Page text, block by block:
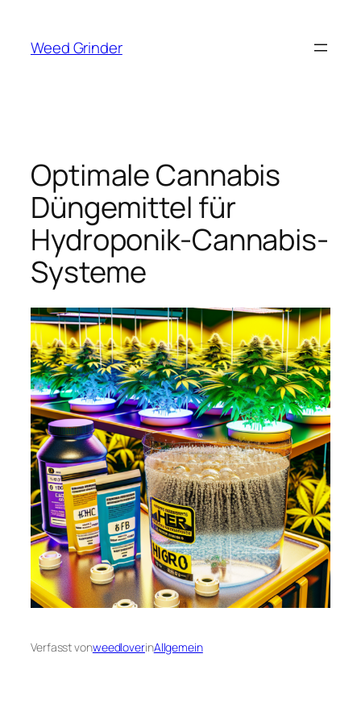
springen
Weed Grinder
Optimale Cannabis
Düngemittel für
Hydroponik-Cannabis-
Systeme
Verfasst vonweedloverinAllgemein